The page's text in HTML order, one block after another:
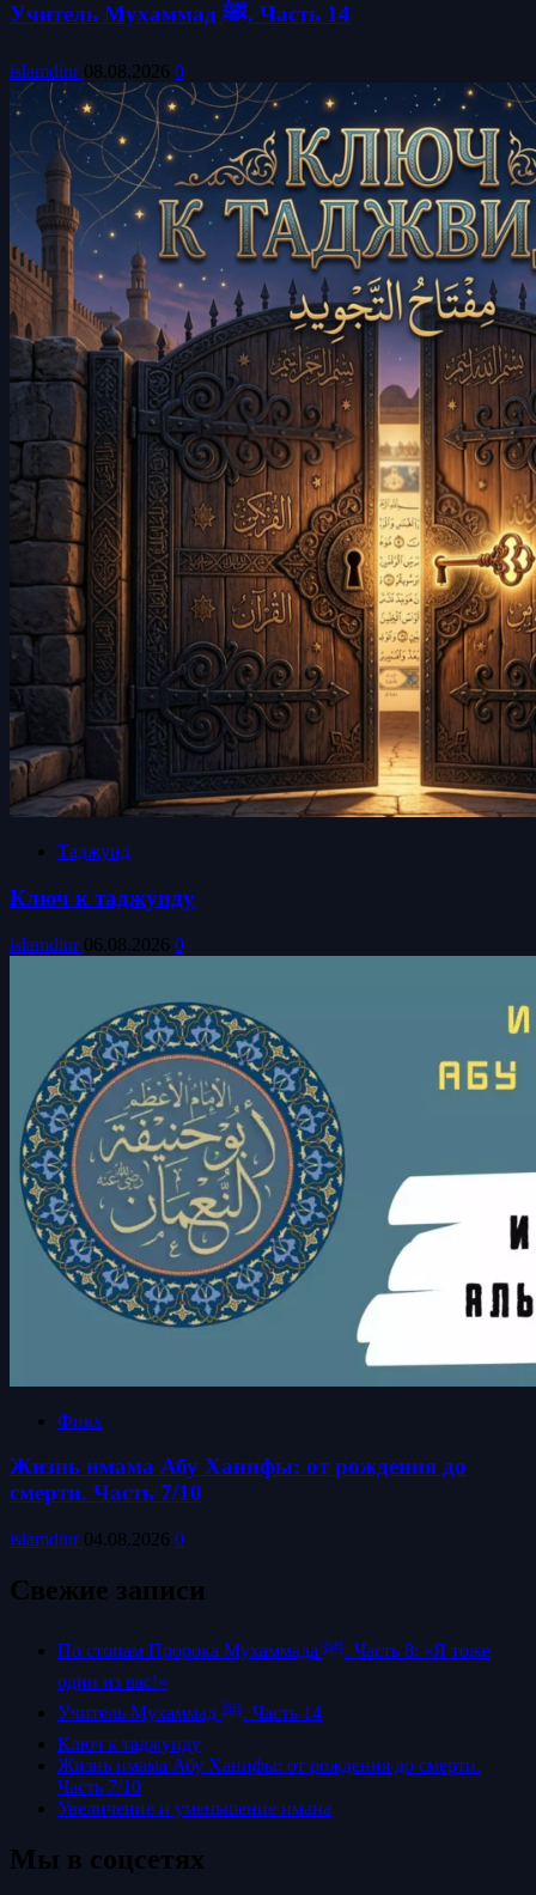
Учитель Мухаммад ﷺ. Часть 14
islamdinr 08.08.2026 0
Таджуид
Ключ к таджуиду
islamdinr 06.08.2026 0
Фикх
Жизнь имама Абу Ханифы: от рождения до
смерти. Часть 7/10
islamdinr 04.08.2026 0
Свежие записи
По стопам Пророка Мухаммада ﷺ. Часть 8: «Я тоже
один из вас!»
Учитель Мухаммад ﷺ. Часть 14
Ключ к таджуиду
Жизнь имама Абу Ханифы: от рождения до смерти.
Часть 7/10
Увеличение и уменьшение имана
Мы в соцсетях